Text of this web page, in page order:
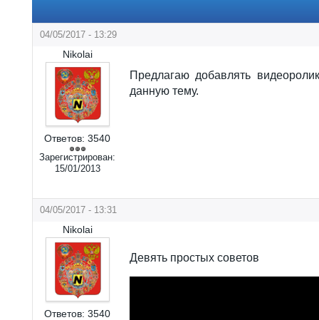
04/05/2017 - 13:29
Nikolai
Ответов: 3540
Зарегистрирован:
15/01/2013
Предлагаю добавлять
данную тему.
04/05/2017 - 13:31
Nikolai
Ответов: 3540
Девять простых советов